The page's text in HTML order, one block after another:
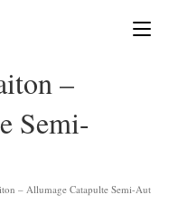
–
Semi-
– Allumage Catapulte Semi-